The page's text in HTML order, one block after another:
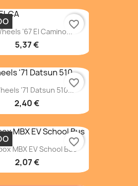
'67 El Camino...
5,37 €
favorite_border
'71 Datsun 510...
2,40 €
favorite_border
MBX EV School Bus
2,07 €
favorite_border